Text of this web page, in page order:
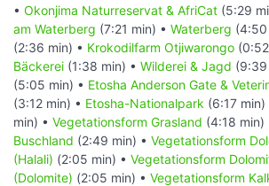
• Okonjima Naturreservat & AfriCat (5:29
am Waterberg (7:21 min) • Waterberg (4:50
(2:36 min) • Krokodilfarm Otjiwarongo
Bäckerei (1:38 min) • Wilderei & Jagd (9:39
(5:05 min) • Etosha Anderson Gate &
(3:12 min) • Etosha-Nationalpark (6:17 min)
min) • Vegetationsform Grasland (4:18 min)
Buschland (2:49 min) • Vegetationsform
(Halali) (2:05 min) • Vegetationsform
(Dolomite) (2:05 min) • Vegetationsform